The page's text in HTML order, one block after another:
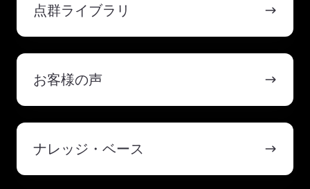
点群ライブラリ
ブ
お客様の声
お
声
ナレッジ・ベース
ナ